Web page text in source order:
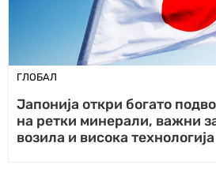
ГЛОБАЛ
Јапонија откри богато
на ретки минерали, важни
возила и висока технологија